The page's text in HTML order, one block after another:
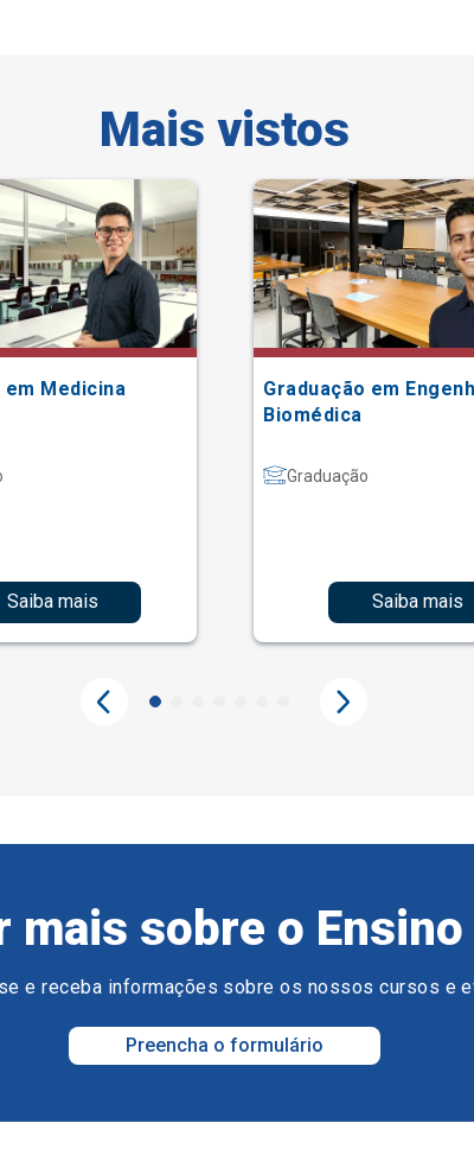
Mais vistos
em Medicina
Saiba mais
Graduação em
Biomédica
Graduação
Saiba mais
mais sobre o
e receba informações sobre os nossos cursos e
Preencha o formulário